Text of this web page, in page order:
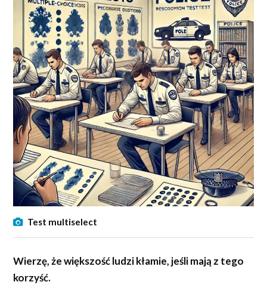
Test multiselect
Wierzę, że większość ludzi kłamie, jeśli mają z tego
korzyść.